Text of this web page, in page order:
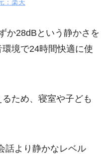
：楽天
か28dBという静かさを
境で24時間快適に使
ため、寝室や子ども
話より静かなレベル